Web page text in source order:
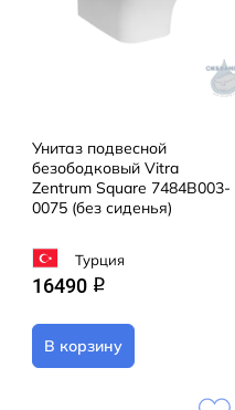
Унитаз подвесной
безободковый Vitra
Zentrum Square 7484B003-
0075 (без сиденья)
Турция
16490 q
В корзину